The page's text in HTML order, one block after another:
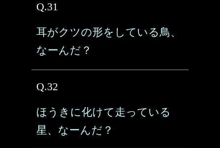
Q.31
耳がクツの形をしている鳥、
なーんだ？
Q.32
ほうきに化けて走っている
星、なーんだ？